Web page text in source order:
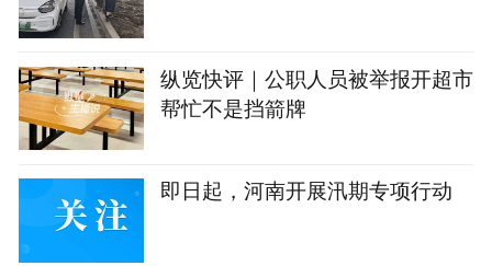
纵览快评｜公职人员被举报开超市
帮忙不是挡箭牌
即日起，河南开展汛期专项行动